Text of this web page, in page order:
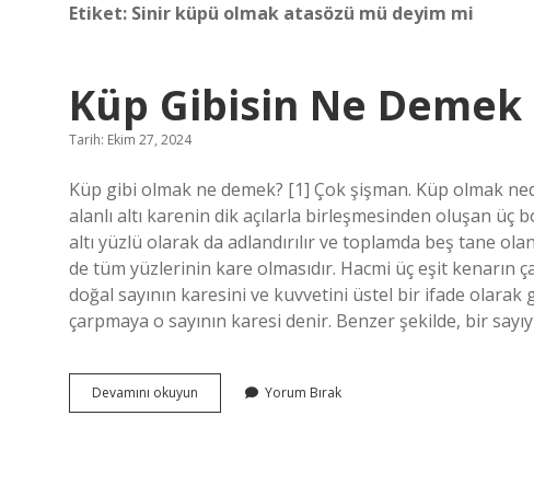
Etiket: Sinir küpü olmak atasözü mü deyim mi
Küp Gibisin Ne Demek
Tarih: Ekim 27, 2024
Küp gibi olmak ne demek? [1] Çok şişman. Küp olmak
alanlı altı karenin dik açılarla birleşmesinden oluşan üç
altı yüzlü olarak da adlandırılır ve toplamda beş tane
de tüm yüzlerinin kare olmasıdır. Hacmi üç eşit kenarın
doğal sayının karesini ve kuvvetini üstel bir ifade olarak
çarpmaya o sayının karesi denir. Benzer şekilde, bir
Devamını okuyun
Gibisin
Yorum Bırak